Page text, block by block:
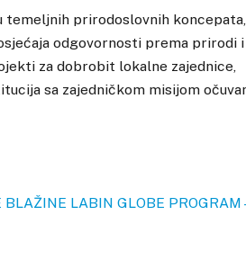
temeljnih prirodoslovnih koncepata,
odgovornosti prema prirodi
za dobrobit lokalne zajednice,
sa zajedničkom misijom
BLAŽINE LABIN GLOBE PROGRAM